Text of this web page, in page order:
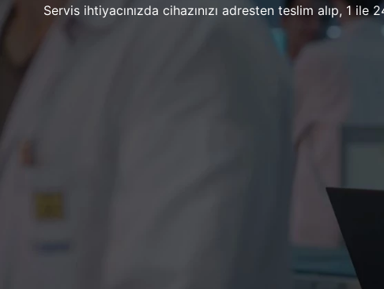
Servis ihtiyacınızda cihazınızı adresten teslim alıp, 1